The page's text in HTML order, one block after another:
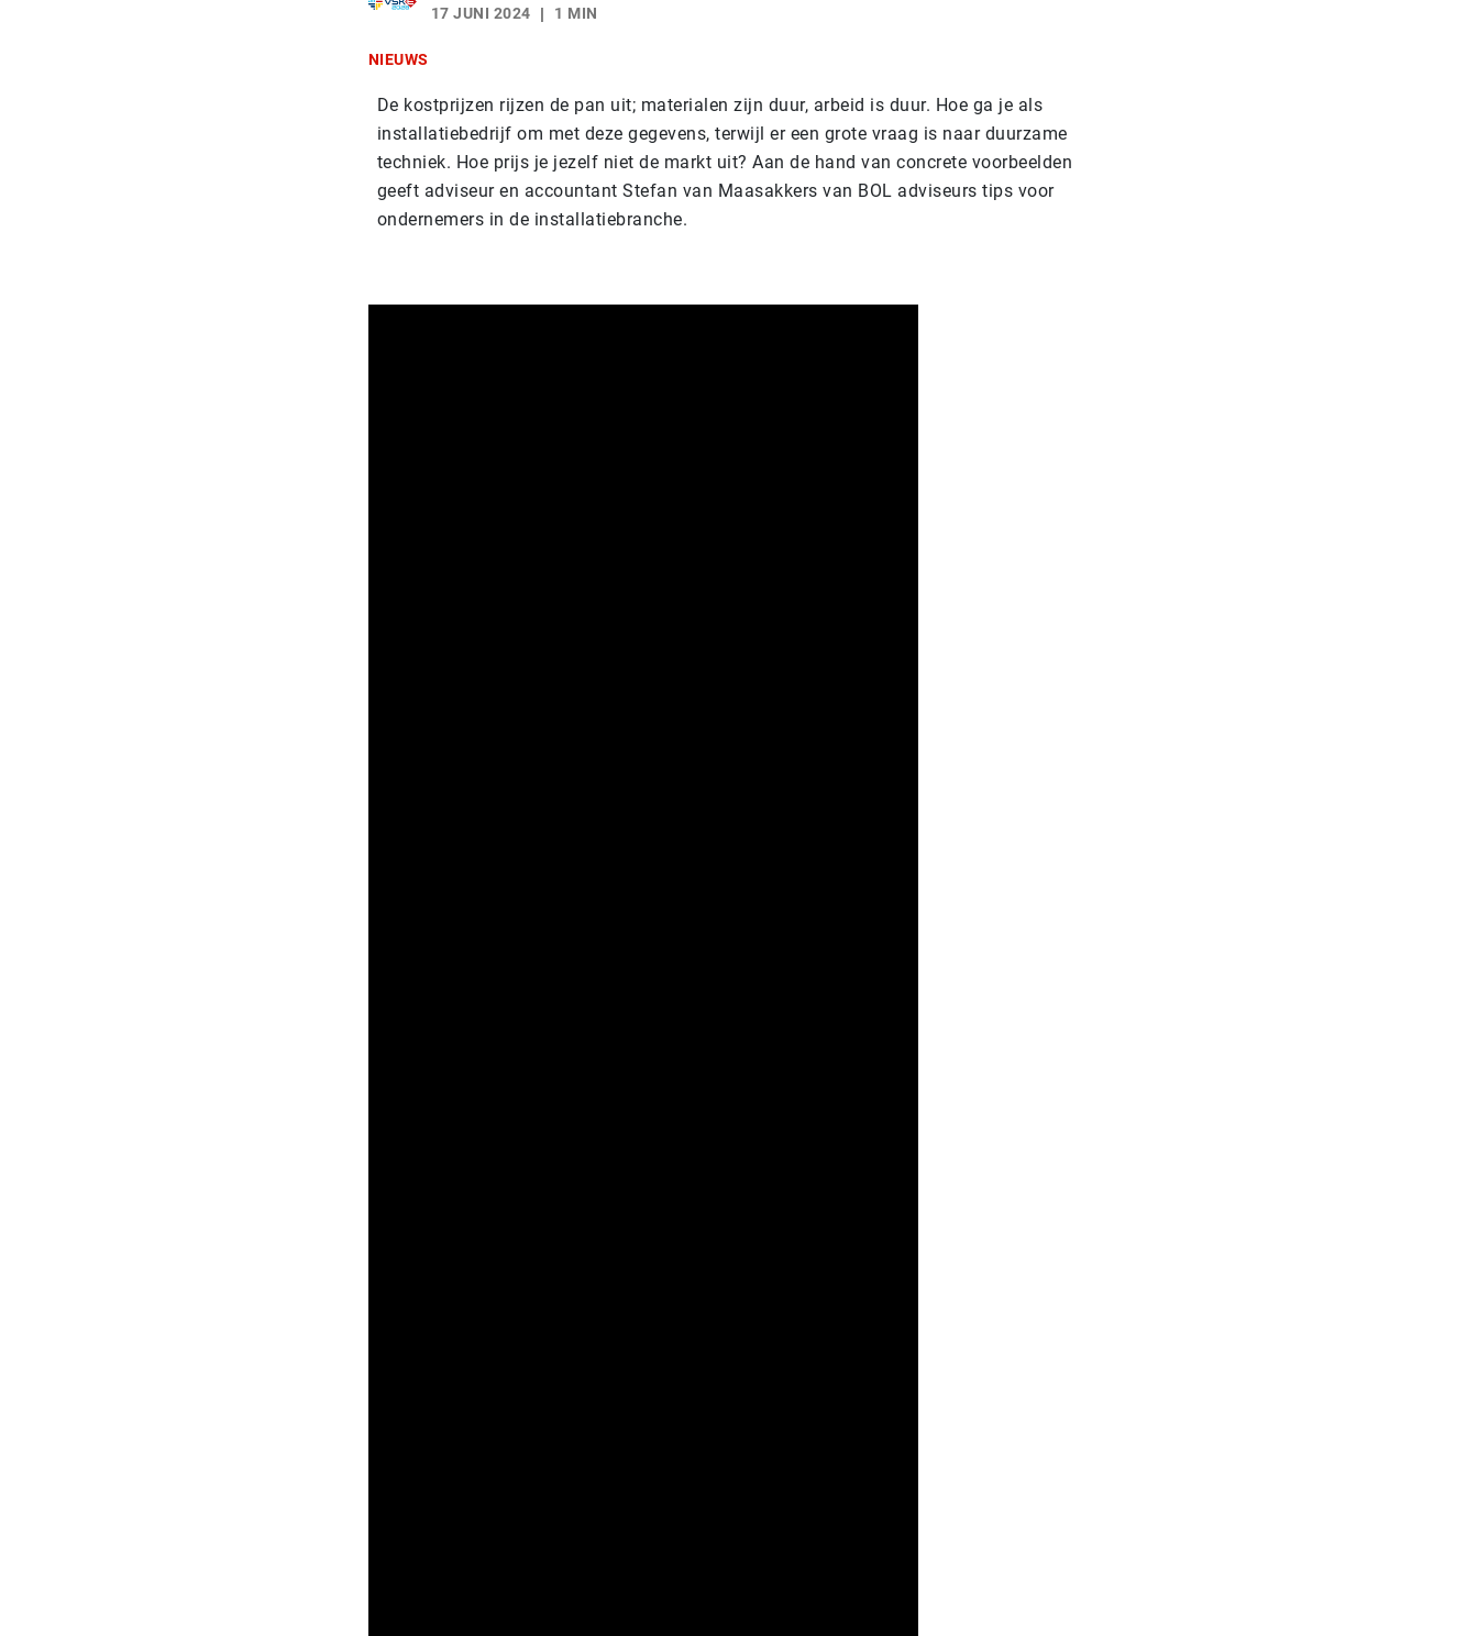
17 JUNI 2024 1 MIN
NIEUWS
De kostprijzen rijzen de pan uit; materialen zijn duur, arbeid is duur. Hoe ga je als
installatiebedrijf om met deze gegevens, terwijl er een grote vraag is naar duurzame
techniek. Hoe prijs je jezelf niet de markt uit? Aan de hand van concrete voorbeelden
geeft adviseur en accountant Stefan van Maasakkers van BOL adviseurs tips voor
ondernemers in de installatiebranche.